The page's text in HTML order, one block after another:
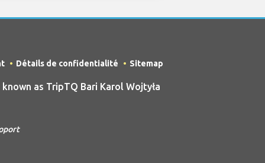
Détails de confidentialité Sitemap
as TripTQ Bari Karol Wojtyła